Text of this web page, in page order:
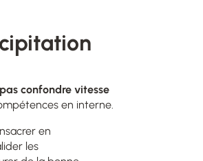
confondre vitesse
en interne.
en
les